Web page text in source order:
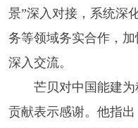
景”深入对接，系统深
务等领域务实合作，
深入交流。
芒贝对中国能建
贡献表示感谢。他指